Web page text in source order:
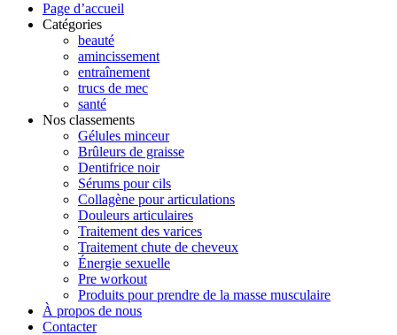
Page d’accueil
Catégories
beauté
amincissement
entraînement
trucs de mec
santé
Nos classements
Gélules minceur
Brûleurs de graisse
Dentifrice noir
Sérums pour cils
Collagène pour articulations
Douleurs articulaires
Traitement des varices
Traitement chute de cheveux
Énergie sexuelle
Pre workout
Produits pour prendre de la masse musculaire
À propos de nous
Contacter